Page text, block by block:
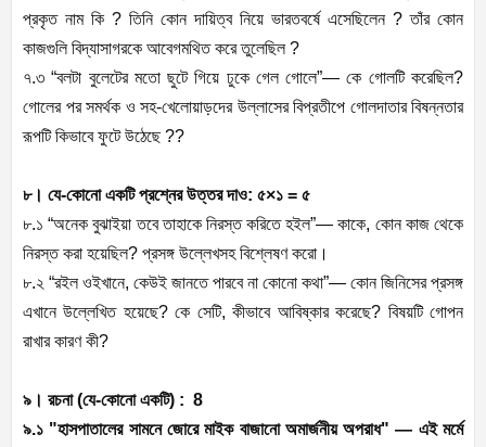
প্রকৃত নাম কি ? তিনি কোন দায়িত্ব নিয়ে ভারতবর্ষে এসেছিলেন ? তাঁর কোন
কাজগুলি বিদ্যাসাগরকে আবেগমথিত করে তুলেছিল ?
৭.৩ “বলটা বুলেটের মতো ছুটে গিয়ে ঢুকে গেল গোলে”— কে গোলটি করেছিল?
গোলের পর সমর্থক ও সহ-খেলোয়াড়দের উল্লাসের বিপ্রতীপে গোলদাতার বিষন্নতার
রূপটি কিভাবে ফুটে উঠেছে ??
৮। যে-কোনো একটি প্রশ্নের উত্তর দাও: ৫×১ = ৫
৮.১ “অনেক বুঝাইয়া তবে তাহাকে নিরস্ত করিতে হইল”— কাকে, কোন কাজ থেকে
নিরস্ত করা হয়েছিল? প্রসঙ্গ উল্লেখসহ বিশ্লেষণ করো।
৮.২ “রইল ওইখানে, কেউই জানতে পারবে না কোনো কথা”— কোন জিনিসের প্রসঙ্গ
এখানে উল্লেখিত হয়েছে? কে সেটি, কীভাবে আবিষ্কার করেছে? বিষয়টি গোপন
রাখার কারণ কী?
৯। রচনা (যে-কোনো একটি) : 8
৯.১ "হাসপাতালের সামনে জোরে মাইক বাজানো অমার্জনীয় অপরাধ" — এই মর্মে